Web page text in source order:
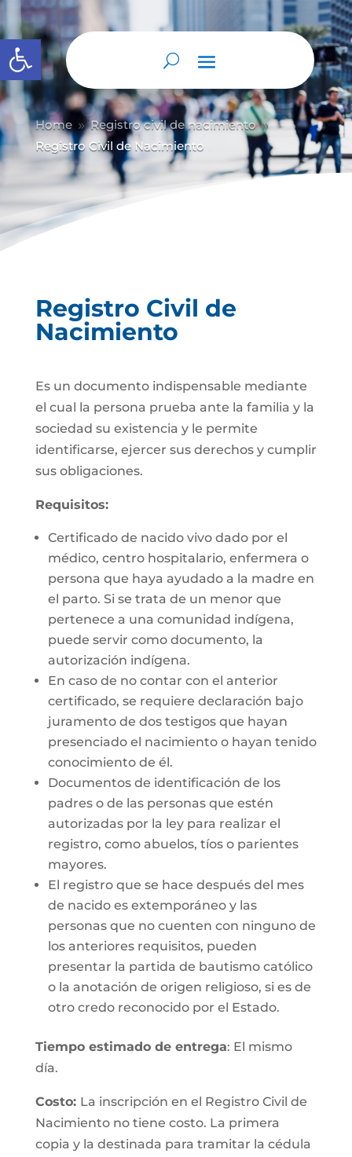
Abrir barra de herramientas
Home 9 Registro civil de nacimiento 9
Registro Civil de Nacimiento
Registro Civil de
Nacimiento
Es un documento indispensable mediante
el cual la persona prueba ante la familia y la
sociedad su existencia y le permite
identificarse, ejercer sus derechos y cumplir
sus obligaciones.
Requisitos:
Certificado de nacido vivo dado por el
médico, centro hospitalario, enfermera o
persona que haya ayudado a la madre en
el parto. Si se trata de un menor que
pertenece a una comunidad indígena,
puede servir como documento, la
autorización indígena.
En caso de no contar con el anterior
certificado, se requiere declaración bajo
juramento de dos testigos que hayan
presenciado el nacimiento o hayan tenido
conocimiento de él.
Documentos de identificación de los
padres o de las personas que estén
autorizadas por la ley para realizar el
registro, como abuelos, tíos o parientes
mayores.
El registro que se hace después del mes
de nacido es extemporáneo y las
personas que no cuenten con ninguno de
los anteriores requisitos, pueden
presentar la partida de bautismo católico
o la anotación de origen religioso, si es de
otro credo reconocido por el Estado.
Tiempo estimado de entrega: El mismo
día.
Costo: La inscripción en el Registro Civil de
Nacimiento no tiene costo. La primera
copia y la destinada para tramitar la cédula